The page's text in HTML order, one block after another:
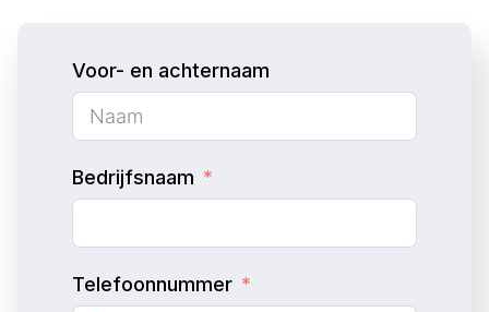
Voor- en achternaam
Bedrijfsnaam
Telefoonnummer